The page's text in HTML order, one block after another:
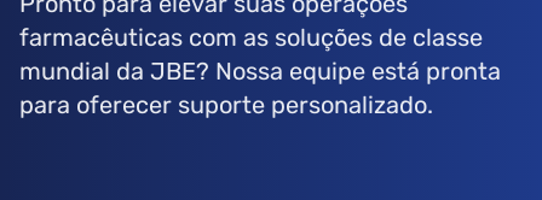
farmacêuticas com as soluções de classe
mundial da JBE? Nossa equipe está pronta
para oferecer suporte personalizado.